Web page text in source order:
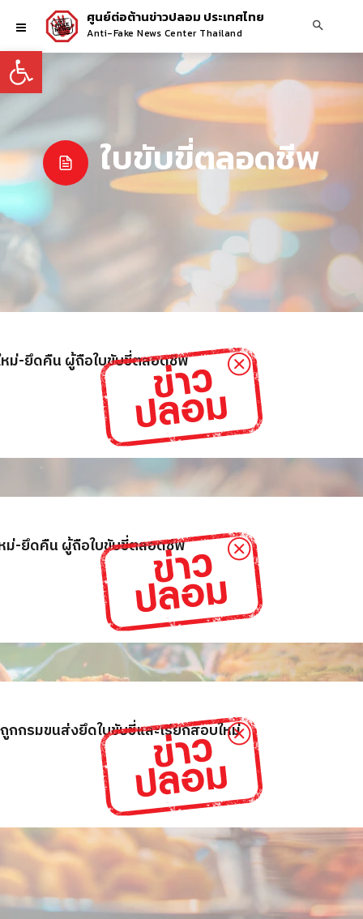
Open toolbar
ศูนย์ต่อต้านข่าวปลอม ประเทศไทย
Anti-Fake News Center Thailand
ใบขับขี่ตลอดชีพ
ม่-ยึดคืน ผู้ถือใบขับขี่ตลอดชีพ
ม่-ยึดคืน ผู้ถือใบขับขี่ตลอดชีพ
กรมขนส่งยึดใบขับขี่และเรียกสอบใหม่